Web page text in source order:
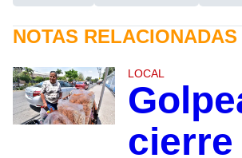
NOTAS RELACIONADAS
LOCAL
cierre